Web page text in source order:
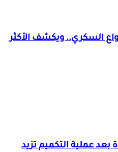
السكري.. ويكشف الأكثر
عملية التكميم تزيد